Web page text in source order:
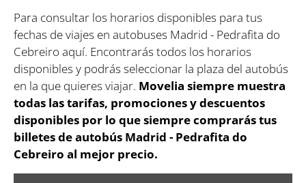
Para consultar los horarios disponibles para tus
fechas de viajes en autobuses Madrid - Pedrafita do
Cebreiro aquí. Encontrarás todos los horarios
disponibles y podrás seleccionar la plaza del autobús
en la que quieres viajar. Movelia siempre muestra
todas las tarifas, promociones y descuentos
disponibles por lo que siempre comprarás tus
billetes de autobús Madrid - Pedrafita do
Cebreiro al mejor precio.